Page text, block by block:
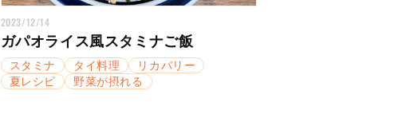
2023/12/14
ガパオライス風スタミナご飯
スタミナ タイ料理
リカバリー
夏レシピ
野菜が摂れる